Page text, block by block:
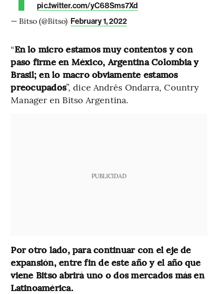
pic.twitter.com/yC68Sms7Xd
— Bitso (@Bitso) February 1, 2022
“En lo micro estamos muy contentos y con
paso firme en México, Argentina Colombia y
Brasil; en lo macro obviamente estamos
preocupados”, dice Andrés Ondarra, Country
Manager en Bitso Argentina.
PUBLICIDAD
Por otro lado, para continuar con el eje de
expansión, entre fin de este año y el año que
viene Bitso abrirá uno o dos mercados más en
Latinoamérica.